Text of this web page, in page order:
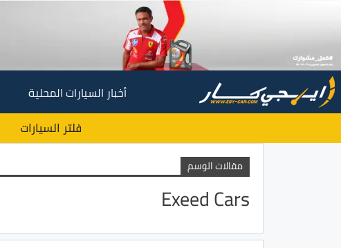
أخبار السيارات المحلية
فلتر السيارات
مقالات الوسم
Exeed Cars